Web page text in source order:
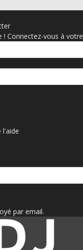
! Connectez-vous à
l'aide
par email.